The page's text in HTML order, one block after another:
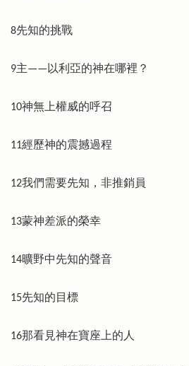
8先知的挑戰
9主——以利亞的神在哪裡？
10神無上權威的呼召
11經歷神的震撼過程
12我們需要先知，非推銷員
13蒙神差派的榮幸
14曠野中先知的聲音
15先知的目標
16那看見神在寶座上的人